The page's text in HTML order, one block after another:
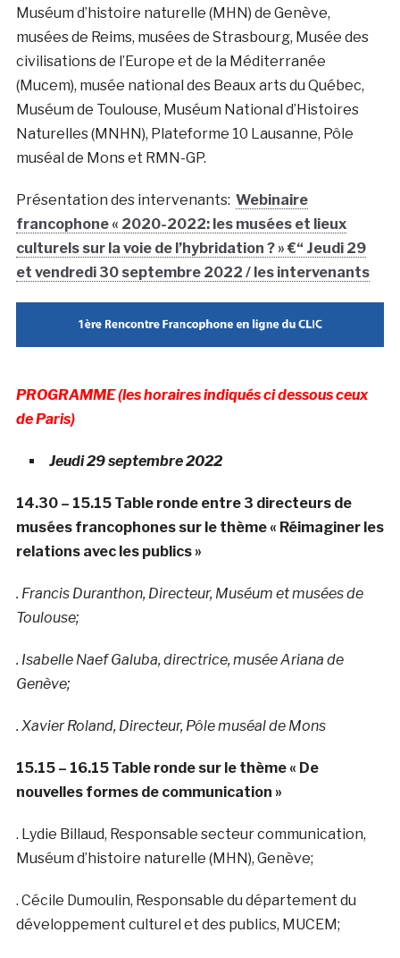
Muséum d’histoire naturelle (MHN) de Genève,
musées de Reims, musées de Strasbourg, Musée des
civilisations de l’Europe et de la Méditerranée
(Mucem), musée national des Beaux arts du Québec,
Muséum de Toulouse, Muséum National d’Histoires
Naturelles (MNHN), Plateforme 10 Lausanne, Pôle
muséal de Mons et RMN-GP.
Présentation des intervenants: Webinaire
francophone « 2020-2022: les musées et lieux
culturels sur la voie de l’hybridation ? » €“ Jeudi 29
et vendredi 30 septembre 2022 / les intervenants
PROGRAMME (les horaires indiqués ci dessous ceux
de Paris)
Jeudi 29 septembre 2022
14.30 – 15.15 Table ronde entre 3 directeurs de
musées francophones sur le thème « Réimaginer les
relations avec les publics »
. Francis Duranthon, Directeur, Muséum et musées de
Toulouse;
. Isabelle Naef Galuba, directrice, musée Ariana de
Genève;
. Xavier Roland, Directeur, Pôle muséal de Mons
15.15 – 16.15 Table ronde sur le thème « De
nouvelles formes de communication »
. Lydie Billaud, Responsable secteur communication,
Muséum d’histoire naturelle (MHN), Genève;
. Cécile Dumoulin, Responsable du département du
développement culturel et des publics, MUCEM;